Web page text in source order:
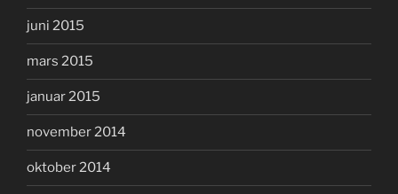
juni 2015
mars 2015
januar 2015
november 2014
oktober 2014